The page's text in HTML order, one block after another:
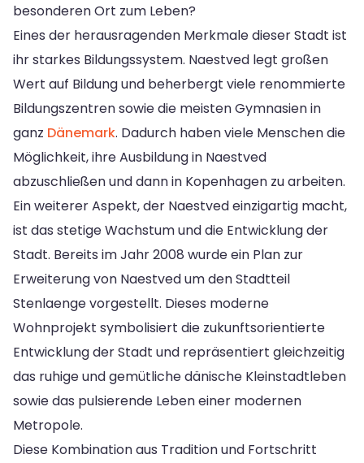
besonderen Ort zum Leben?
Eines der herausragenden Merkmale dieser Stadt ist
ihr starkes Bildungssystem. Naestved legt großen
Wert auf Bildung und beherbergt viele renommierte
Bildungszentren sowie die meisten Gymnasien in
ganz Dänemark. Dadurch haben viele Menschen die
Möglichkeit, ihre Ausbildung in Naestved
abzuschließen und dann in Kopenhagen zu arbeiten.
Ein weiterer Aspekt, der Naestved einzigartig macht,
ist das stetige Wachstum und die Entwicklung der
Stadt. Bereits im Jahr 2008 wurde ein Plan zur
Erweiterung von Naestved um den Stadtteil
Stenlaenge vorgestellt. Dieses moderne
Wohnprojekt symbolisiert die zukunftsorientierte
Entwicklung der Stadt und repräsentiert gleichzeitig
das ruhige und gemütliche dänische Kleinstadtleben
sowie das pulsierende Leben einer modernen
Metropole.
Diese Kombination aus Tradition und Fortschritt